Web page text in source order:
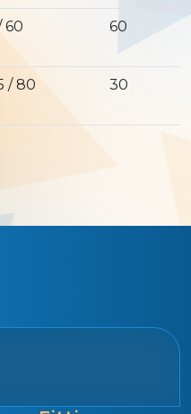
60 60
/ 80 30